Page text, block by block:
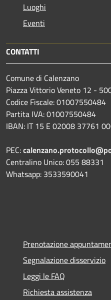
Luoghi
Eventi
CONTATTI
Comune di Calenzano
Piazza Vittorio Veneto 12 -
Codice Fiscale: 01007550484
Partita IVA: 01007550484
IBAN: IT 15 E 02008 37761
PEC:
Centralino Unico: 055 88331
Whatsapp: 3533590041
Prenotazione
Segnalazione disservizio
Leggi le FAQ
Richiesta assistenza